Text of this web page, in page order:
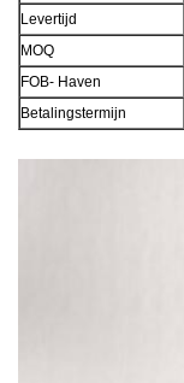
Levertijd
MOQ
FOB- Haven
Betalingstermijn